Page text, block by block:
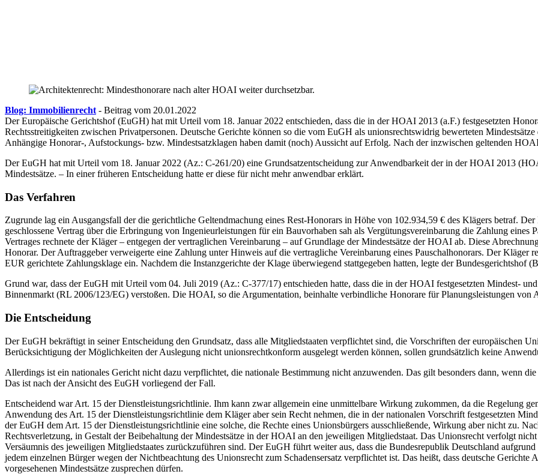
Blog: Immobilienrecht - Beitrag vom 20.01.2022
Der Europäische Gerichtshof (EuGH) hat mit Urteil vom 18. Januar 2022 entschieden, dass die in der HOAI 2013 (a.F.) festgesetzten
Rechtsstreitigkeiten zwischen Privatpersonen. Deutsche Gerichte können so die vom EuGH als unionsrechtswidrig bewerteten
Anhängige Honorar-, Aufstockungs- bzw. Mindestsatzklagen haben damit (noch) Aussicht auf Erfolg. Nach der inzwischen geltenden
Der EuGH hat mit Urteil vom 18. Januar 2022 (Az.: C-261/20) eine Grundsatzentscheidung zur Anwendbarkeit der in der HOAI 2013
Mindestsätze. – In einer früheren Entscheidung hatte er diese für nicht mehr anwendbar erklärt.
Das Verfahren
Zugrunde lag ein Ausgangsfall der die gerichtliche Geltendmachung eines Rest-Honorars in Höhe von 102.934,59 € des Klägers betraf.
geschlossene Vertrag über die Erbringung von Ingenieurleistungen für ein Bauvorhaben sah als Vergütungsvereinbarung die Zahlung
Vertrages rechnete der Kläger – entgegen der vertraglichen Vereinbarung – auf Grundlage der Mindestsätze der HOAI ab. Diese
Honorar. Der Auftraggeber verweigerte eine Zahlung unter Hinweis auf die vertragliche Vereinbarung eines Pauschalhonorars. Der Kläger
EUR gerichtete Zahlungsklage ein. Nachdem die Instanzgerichte der Klage überwiegend stattgegeben hatten, legte der Bundesgerichtshof
Grund war, dass der EuGH mit Urteil vom 04. Juli 2019 (Az.: C-377/17) entschieden hatte, dass die in der HOAI festgesetzten Mindest-
Binnenmarkt (RL 2006/123/EG) verstoßen. Die HOAI, so die Argumentation, beinhalte verbindliche Honorare für Planungsleistungen von
Die Entscheidung
Der EuGH bekräftigt in seiner Entscheidung den Grundsatz, dass alle Mitgliedstaaten verpflichtet sind, die Vorschriften der europäischen
Berücksichtigung der Möglichkeiten der Auslegung nicht unionsrechtkonform ausgelegt werden können, sollen grundsätzlich keine
Allerdings ist ein nationales Gericht nicht dazu verpflichtet, die nationale Bestimmung nicht anzuwenden. Das gilt besonders dann, wenn
Das ist nach der Ansicht des EuGH vorliegend der Fall.
Entscheidend war Art. 15 der Dienstleistungsrichtlinie. Ihm kann zwar allgemein eine unmittelbare Wirkung zukommen, da die Regelung
Anwendung des Art. 15 der Dienstleistungsrichtlinie dem Kläger aber sein Recht nehmen, die in der nationalen Vorschrift festgesetzten
der EuGH dem Art. 15 der Dienstleistungsrichtlinie eine solche, die Rechte eines Unionsbürgers ausschließende, Wirkung aber nicht zu.
Rechtsverletzung, in Gestalt der Beibehaltung der Mindestsätze in der HOAI an den jeweiligen Mitgliedstaat. Das Unionsrecht verfolgt
Versäumnis des jeweiligen Mitgliedstaates zurückzuführen sind. Der EuGH führt weiter aus, dass die Bundesrepublik Deutschland
jedem einzelnen Bürger wegen der Nichtbeachtung des Unionsrecht zum Schadensersatz verpflichtet ist. Das heißt, dass deutsche
vorgesehenen Mindestsätze zusprechen dürfen.